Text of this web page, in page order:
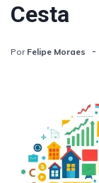
Cesta
Por Felipe Moraes